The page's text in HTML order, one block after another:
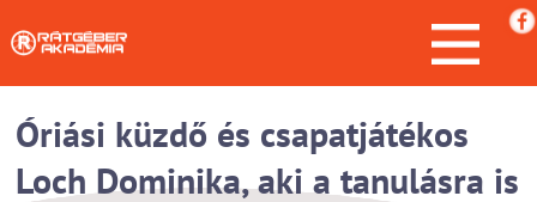
Óriási küzdő és csapatjátékos
Loch Dominika, aki a tanulásra is